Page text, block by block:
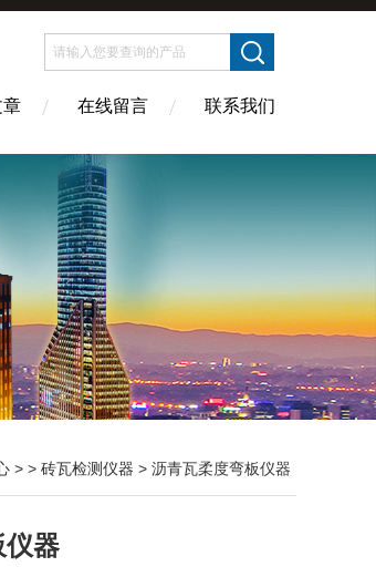
在线留言 联系我们
> > 砖瓦检测仪器 > 沥青瓦柔度弯板仪器
仪器